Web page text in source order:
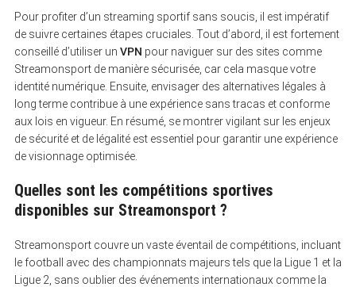
Pour profiter d’un streaming sportif sans soucis, il est impératif
de suivre certaines étapes cruciales. Tout d’abord, il est fortement
conseillé d’utiliser un VPN pour naviguer sur des sites comme
Streamonsport de manière sécurisée, car cela masque votre
identité numérique. Ensuite, envisager des alternatives légales à
long terme contribue à une expérience sans tracas et conforme
aux lois en vigueur. En résumé, se montrer vigilant sur les enjeux
de sécurité et de légalité est essentiel pour garantir une expérience
de visionnage optimisée.
Quelles sont les compétitions sportives
disponibles sur Streamonsport ?
Streamonsport couvre un vaste éventail de compétitions, incluant
le football avec des championnats majeurs tels que la Ligue 1 et la
Ligue 2, sans oublier des événements internationaux comme la